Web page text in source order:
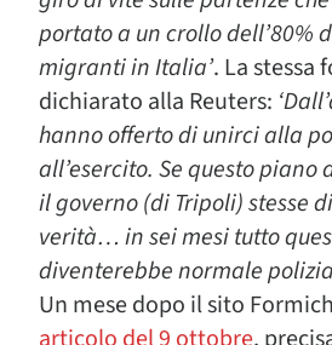
portato a un crollo dell’80%
migranti in Italia’. La stessa
dichiarato alla Reuters:
hanno offerto di unirci alla
all’esercito. Se questo piano
il governo (di Tripoli) stesse
verità… in sei mesi tutto
diventerebbe normale
Un mese dopo il sito